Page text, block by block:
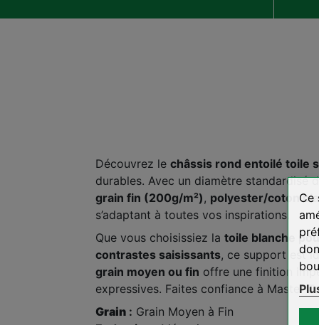
Découvrez lechâssis rond entoilé toile
durables. Avec un diamètre standardisé
grain fin (200g/m²) , polyester/coton
s’adaptant à toutes vos inspirations.
Que vous choisissiez latoile blanche
contrastes saisissants, ce support est
grain moyen ou fin offre une finition
expressives. Faites confiance à Master
Grain : Grain Moyen à Fin
Ce